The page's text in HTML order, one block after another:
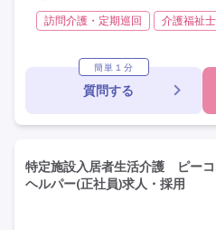
訪問介護・定期巡回
介護福祉士
初任
夜勤なし 残業月
社会保険完備
交通費支給
定
簡単１分
質問する
特定施設入居者生活介護 ピーコ
ヘルパー(正社員)求人・採用